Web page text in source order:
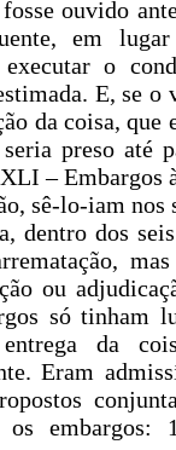
ouvido
em
executar o
E, se
da coisa, que
preso até
– Embargos
sê-lo-iam nos
dentro dos
ou
só tinham
da
Eram
os